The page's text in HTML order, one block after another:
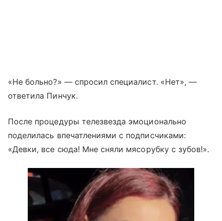
«Не больно?» — спросил специалист. «Нет», —
ответила Пинчук.
После процедуры телезвезда эмоционально
поделилась впечатлениями с подписчиками:
«Девки, все сюда! Мне сняли мясорубку с зубов!».